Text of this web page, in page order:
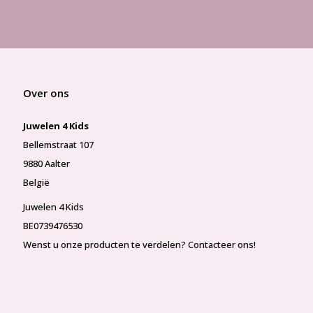
Over ons
Juwelen 4 Kids
Bellemstraat 107
9880 Aalter
België
Juwelen 4 Kids
BE0739476530
Wenst u onze producten te verdelen? Contacteer ons!